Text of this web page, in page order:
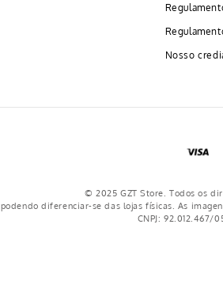
Nosso
© 2025 GZT Store. Todos os
podendo diferenciar-se das lojas físicas. As
CNPJ: 92.012.467/